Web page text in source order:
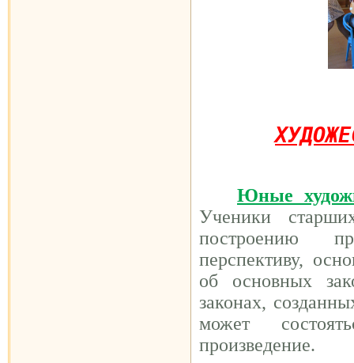
Юные
Ученики
построению
перспективу,
об основных
законах,
может
произведение.